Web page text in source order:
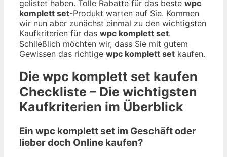
gelistet haben. Tolle Rabatte für das beste wpc
komplett set-Produkt warten auf Sie. Kommen
wir nun aber zunächst einmal zu den wichtigsten
Kaufkriterien für das wpc komplett set.
Schließlich möchten wir, dass Sie mit gutem
Gewissen das richtige wpc komplett set kaufen.
Die wpc komplett set kaufen
Checkliste – Die wichtigsten
Kaufkriterien im Überblick
Ein wpc komplett set im Geschäft oder
lieber doch Online kaufen?